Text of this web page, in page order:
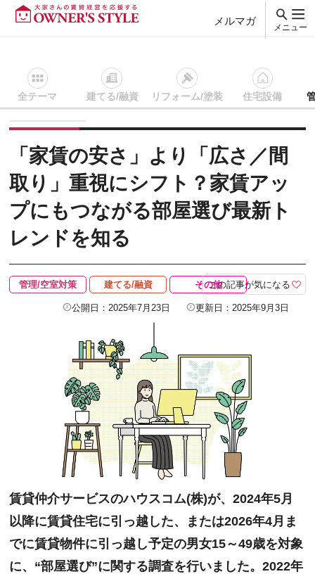
メルマガ
メニュー
全テーマ 建てる/融資 リフォーム/塗装 住宅設備
賃貸経営ＴＯＰ 管理/空室対策 記事を読む 「家賃の安さ
「家賃の安さ」より「広さ／間
取り」重視にシフト？家賃アッ
プにもつながる部屋選び最新ト
レンドを知る
管理/空室対策 建てる/融資 その他この記事が気になる
公開日：2025年7月23日 更新日：2025年9月3日
賃貸仲介サービスのハウスコム(株)が、2024年5月
以降に賃貸住宅に引っ越した、または2026年4月ま
でに賃貸物件に引っ越し予定の男女15～49歳を対象
に、“部屋選び”に関する調査を行いました。2022年